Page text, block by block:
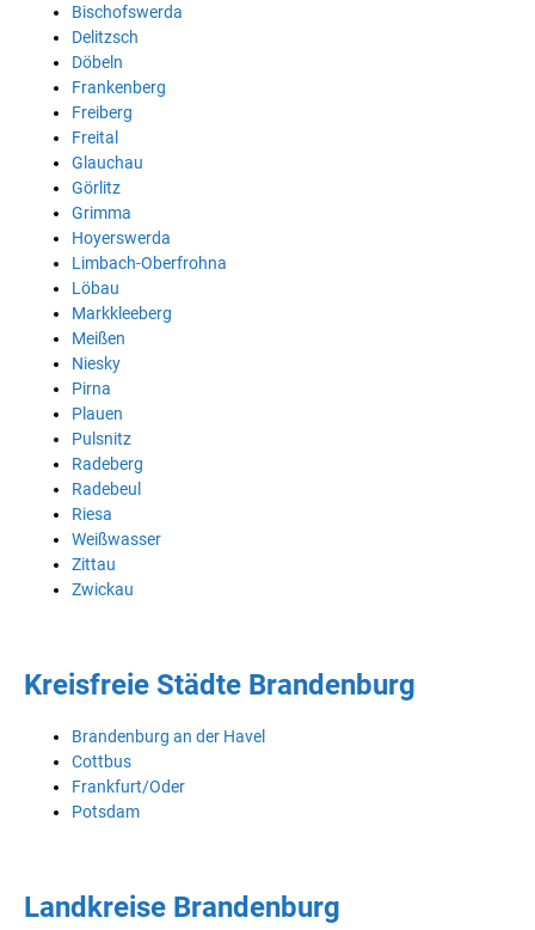
Bischofswerda
Delitzsch
Döbeln
Frankenberg
Freiberg
Freital
Glauchau
Görlitz
Grimma
Hoyerswerda
Limbach-Oberfrohna
Löbau
Markkleeberg
Meißen
Niesky
Pirna
Plauen
Pulsnitz
Radeberg
Radebeul
Riesa
Weißwasser
Zittau
Zwickau
Kreisfreie Städte Brandenburg
Brandenburg an der Havel
Cottbus
Frankfurt/Oder
Potsdam
Landkreise Brandenburg